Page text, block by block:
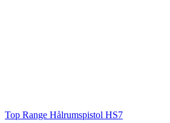
Top Range Hålrumspistol HS7